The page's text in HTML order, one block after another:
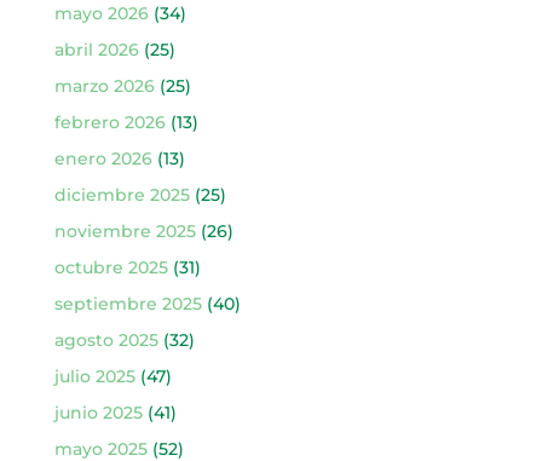
mayo 2026(34)
abril 2026(25)
marzo 2026(25)
febrero 2026(13)
enero 2026(13)
diciembre 2025(25)
noviembre 2025(26)
octubre 2025(31)
septiembre 2025(40)
agosto 2025(32)
julio 2025(47)
junio 2025(41)
mayo 2025(52)